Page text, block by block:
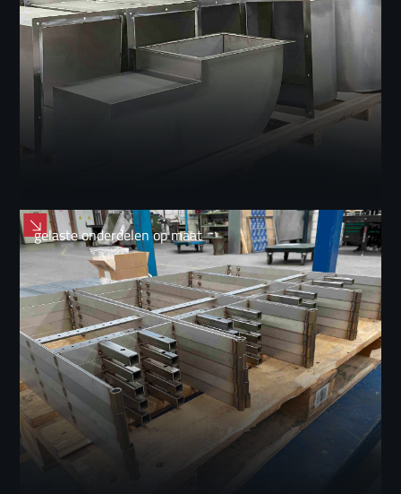
gelaste onderdelen op maat